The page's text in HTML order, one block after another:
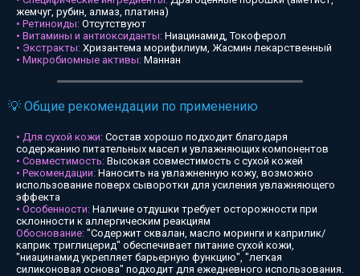
жемчуг, рубин, алмаз, платина)
• Ретиноиды: Отсутствуют
• Витамины и антиоксиданты: Ниацинамид, Токоферол
• Экстракты: Хризантема морифилиум, Жасмин лекарственный
• Микробиомные активы: Маннан
💡 Общие рекомендации по применению
• Для сухой кожи: Состав хорошо подходит благодаря
содержанию питательных масел и увлажняющих компонентов
• Совместимость: Высокая совместимость с сухой кожей
• Рекомендации: Наносить на увлажненную кожу, возможно
использование поверх сыворотки для усиления увлажняющего
эффекта
• Особенности: Наличие отдушки требует осторожности при
склонности к аллергическим реакциям
Обоснование: "Содержит сквалан, масло моринги и каприлик/
каприк триглицерид" обеспечивает питание сухой кожи,
"ниацинамид укрепляет барьерную функцию", "легкая
силиконовая основа" подходит для ежедневного использования.